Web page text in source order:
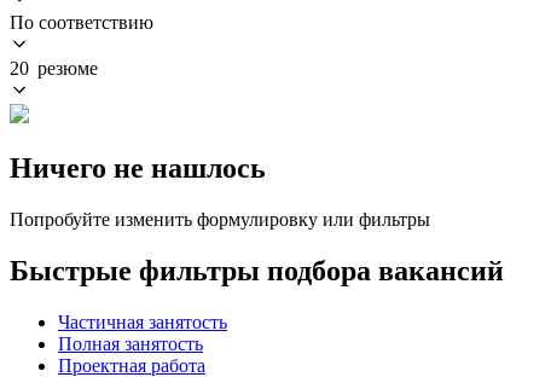
По соответствию
20 резюме
Ничего не нашлось
Попробуйте изменить формулировку или фильтры
Быстрые фильтры подбора вакансий
Частичная занятость
Полная занятость
Проектная работа